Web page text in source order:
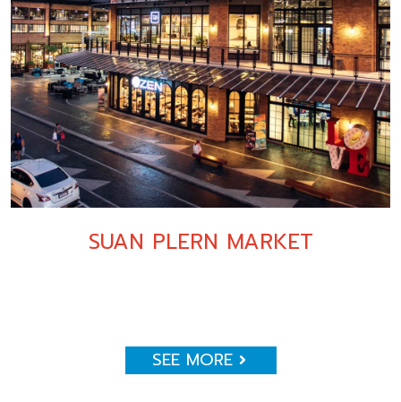
SUAN PLERN MARKET
SEE MORE